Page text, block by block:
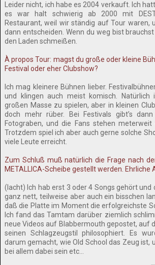
Leider nicht, ich habe es 2004 verkauft. Ich
es war halt schwierig ab 2000 mit
Restaurant, weil wir ständig auf Tour waren,
dann entscheiden. Wenn du weg bist
den Laden schmeißen.
À propos Tour: magst du große oder kleine
Festival oder eher Clubshow?
Ich mag kleinere Bühnen lieber.
und klingen auch meist komisch.
großen Masse zu spielen, aber in kleinen
doch mehr rüber. Bei Festivals gibt’s
Fotograben, und die Fans stehen meterweit
Trotzdem spiel ich aber auch gerne solche
viele Leute erreicht.
Zum Schluß muß natürlich die Frage nach
METALLICA-Scheibe gestellt werden. Ehrliche
(lacht) Ich hab erst 3 oder 4 Songs gehört und
ganz nett, teilweise aber auch ein bisschen
daß die Platte im Moment die erfolgreichste
Ich fand das Tamtam darüber ziemlich
neue Videos auf Blabbermouth gepostet, auf
seinen Schlagzeugstil philosophiert. Es
darum gemacht, wie Old School das Zeug ist,
bei allem dabei sein etc…